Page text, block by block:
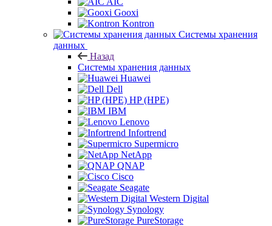
Gooxi
Kontron
Системы хранения
данных
Назад
Системы хранения данных
Huawei
Dell
HP (HPE)
IBM
Lenovo
Infortrend
Supermicro
NetApp
QNAP
Cisco
Seagate
Western Digital
Synology
PureStorage